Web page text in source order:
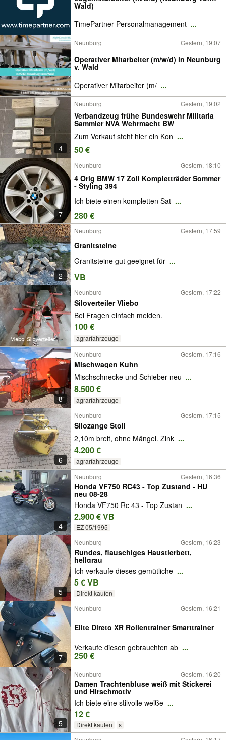
Wald)
TimePartner Personalmanagement ...
Neunburg Gestern, 19:07
Operativer Mitarbeiter (m/w/d) in Neunburg
v. Wald
Operativer Mitarbeiter (m/ ...
4
Neunburg Gestern, 19:02
Verbandzeug frühe Bundeswehr Militaria
Sammler NVA Wehrmacht BW
Zum Verkauf steht hier ein Kon ...
50 €
7
Neunburg Gestern, 18:10
4 Orig BMW 17 Zoll Kompletträder Sommer
- Styling 394
Ich biete einen kompletten Sat ...
280 €
2
Neunburg Gestern, 17:59
Granitsteine
Granitsteine gut geeignet für ...
VB
Neunburg Gestern, 17:22
Siloverteiler Vliebo
Bei Fragen einfach melden.
100 €
agrarfahrzeuge
8
Neunburg Gestern, 17:16
Mischwagen Kuhn
Mischschnecke und Schieber neu ...
8.500 €
agrarfahrzeuge
6
Neunburg Gestern, 17:15
Silozange Stoll
2,10m breit, ohne Mängel. Zink ...
4.200 €
agrarfahrzeuge
4
Neunburg Gestern, 16:36
Honda VF750 RC43 - Top Zustand - HU
neu 08-28
Honda VF750 Rc 43 - Top Zustan ...
2.900 € VB
EZ 05/1995
5
Neunburg Gestern, 16:23
Rundes, flauschiges Haustierbett,
hellgrau
Ich verkaufe dieses gemütliche ...
5 € VB
Direkt kaufen
7
Neunburg Gestern, 16:21
Elite Direto XR Rollentrainer Smarttrainer
Verkaufe diesen gebrauchten ab ...
250 €
5
Neunburg Gestern, 16:20
Damen Trachtenbluse weiß mit Stickerei
und Hirschmotiv
Ich biete eine stilvolle weiße ...
12 €
Direkt kaufen
s